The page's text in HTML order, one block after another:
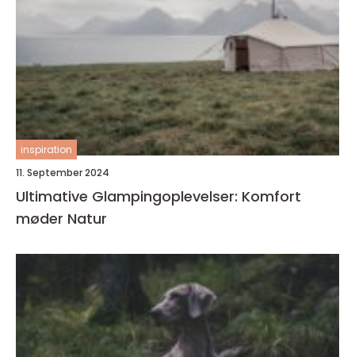
inspiration
11. September 2024
Ultimative Glampingoplevelser: Komfort
møder Natur